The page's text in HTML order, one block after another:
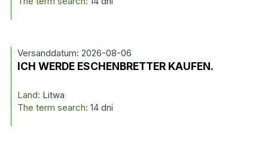
Versanddatum: 2026-08-06
ICH WERDE ESCHENBRETTER KAUFEN.
Land: Litwa
The term search: 14 dni